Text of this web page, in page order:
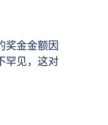
奖金金额因
罕见，这对